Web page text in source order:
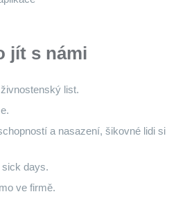
jít s námi
list.
a nasazení, šikovné lidi si
sick days.
ve firmě.